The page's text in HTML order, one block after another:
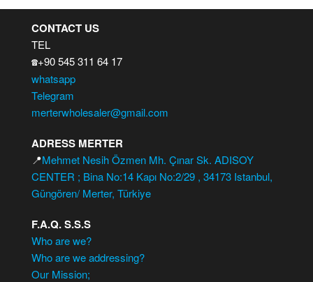
CONTACT US
TEL
☎️+90 545 311 64 17
whatsapp
Telegram
merterwholesaler@gmail.com
ADRESS MERTER
📍Mehmet Nesih Özmen Mh. Çınar Sk. ADISOY
CENTER ; Bina No:14 Kapı No:2/29 , 34173 Istanbul,
Güngören/ Merter, Türkiye
F.A.Q. S.S.S
Who are we?
Who are we addressing?
Our Mission;